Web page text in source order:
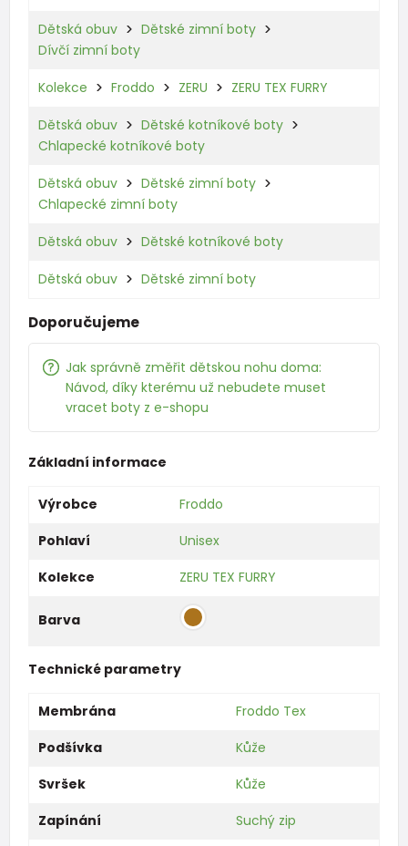
Dětská obuv
Dětské zimní boty
Dívčí zimní boty
Kolekce Froddo ZERU ZERU TEX FURRY
Dětská obuv
Dětské kotníkové boty
Chlapecké kotníkové boty
Dětská obuv
Dětské zimní boty
Chlapecké zimní boty
Dětská obuv Dětské kotníkové boty
Dětská obuv Dětské zimní boty
Doporučujeme
Jak správně změřit dětskou nohu doma:
Návod, díky kterému už nebudete muset
vracet boty z e-shopu
Základní informace
Výrobce
Froddo
Pohlaví
Unisex
Kolekce
ZERU TEX FURRY
Barva
Technické parametry
Membrána
Froddo Tex
Podšívka
Kůže
Svršek
Kůže
Zapínání
Suchý zip